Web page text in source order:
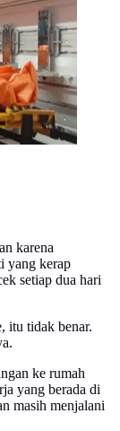
Batam,
karena
yang kerap
setiap dua hari
itu tidak benar.
ke rumah
yang berada di
masih menjalani